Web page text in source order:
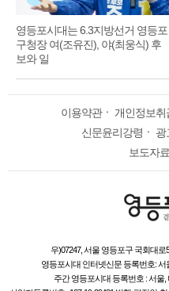
영등포시대는 6.3지방선거 영등포
구청장 여(조유진), 야(최웅식) 후
보와 일
이용약관ㆍ 개인정보취
신문윤리강령 ㆍ 광
보도자료
우)07247, 서울 영등포구 국회대
영등포시대 인터넷신문 등록번호: 서
주간 영등포시대 등록번호 : 서울,